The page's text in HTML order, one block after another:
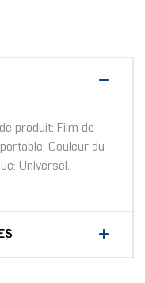
produit: Film de
Couleur du
Universel.